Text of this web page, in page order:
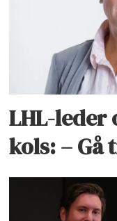
LHL-leder
kols: – Gå